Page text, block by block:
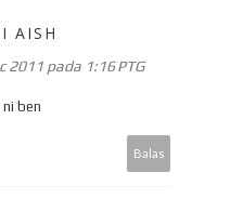
AISH
2011 pada 1:16 PTG
ben
Balas